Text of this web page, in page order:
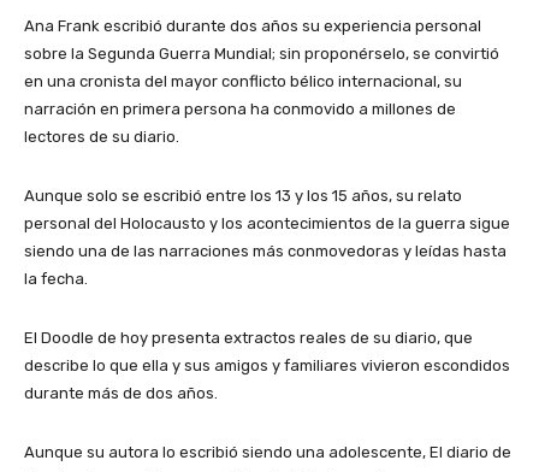
Ana Frank escribió durante dos años su experiencia personal
sobre la Segunda Guerra Mundial; sin proponérselo, se convirtió
en una cronista del mayor conflicto bélico internacional, su
narración en primera persona ha conmovido a millones de
lectores de su diario.
Aunque solo se escribió entre los 13 y los 15 años, su relato
personal del Holocausto y los acontecimientos de la guerra sigue
siendo una de las narraciones más conmovedoras y leídas hasta
la fecha.
El Doodle de hoy presenta extractos reales de su diario, que
describe lo que ella y sus amigos y familiares vivieron escondidos
durante más de dos años.
Aunque su autora lo escribió siendo una adolescente, El diario de